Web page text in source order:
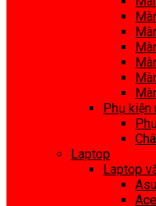
Phụ kiện
Laptop
Laptop